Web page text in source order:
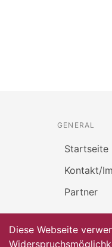
GENERAL
Startseite
Kontakt/
Partner
Diese Webseite